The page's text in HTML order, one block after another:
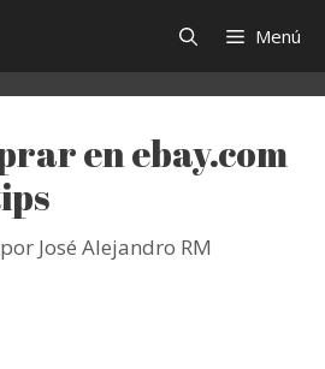
Menú
en ebay.com
por José Alejandro RM